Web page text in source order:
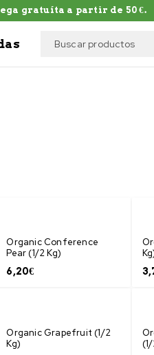
gratuíta a partir de 50 €.
Organic Conference
Pear (1/2 Kg)
6,20€
Organic Grapefruit (1/2
Kg)